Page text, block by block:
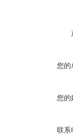
您的
您的
联系